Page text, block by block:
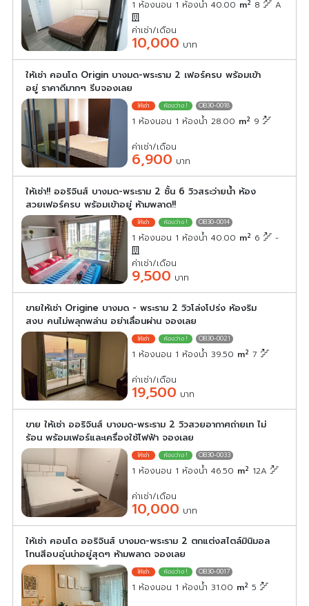
1 ห้องนอน 1 ห้องน้ำ 40.00 m2 8 A
ค่าเช่า/เดือน
10,000 บาท
ให้เช่า คอนโด Origin บางมด-พระราม 2 เฟอร์ครบ พร้อมเข้า
อยู่ ราคาดีมากๆ รีบจองเลย
OB30-0018
1 ห้องนอน 1 ห้องน้ำ 28.00 m2 9
ค่าเช่า/เดือน
6,900 บาท
ให้เช่า!! ออริจินส์ บางมด-พระราม 2 ชั้น 6 วิวสระว่ายน้ำ ห้อง
สวยเฟอร์ครบ พร้อมเข้าอยู่ ห้ามพลาด!!
OB30-0014
1 ห้องนอน 1 ห้องน้ำ 40.00 m2 6 -
ค่าเช่า/เดือน
9,500 บาท
ขายให้เช่า Origine บางมด - พระราม 2 วิวโล่งโปร่ง ห้องริม
สงบ คนไม่พลุกพล่าน อย่าเลื่อนผ่าน จองเลย
OB30-0021
1 ห้องนอน 1 ห้องน้ำ 39.50 m2 7
ค่าเช่า/เดือน
19,500 บาท
ขาย ให้เช่า ออริจินส์ บางมด-พระราม 2 วิวสวยอากาศถ่ายเท ไม่
ร้อน พร้อมเฟอร์และเครื่องใช้ไฟฟ้า จองเลย
OB30-0033
1 ห้องนอน 1 ห้องน้ำ 46.50 m2 12A
ค่าเช่า/เดือน
10,000 บาท
ให้เช่า คอนโด ออริจินส์ บางมด-พระราม 2 ตกแต่งสไตล์มินิมอล
โทนสีอบอุ่นน่าอยู่สุดๆ ห้ามพลาด จองเลย
OB30-0017
1 ห้องนอน 1 ห้องน้ำ 31.00 m2 5